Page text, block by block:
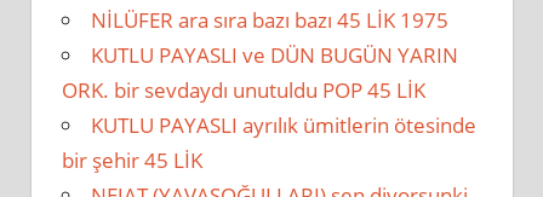
NİLÜFER ara sıra bazı bazı 45 LİK 1975
KUTLU PAYASLI ve DÜN BUGÜN YARIN
ORK. bir sevdaydı unutuldu POP 45 LİK
KUTLU PAYASLI ayrılık ümitlerin ötesinde
bir şehir 45 LİK